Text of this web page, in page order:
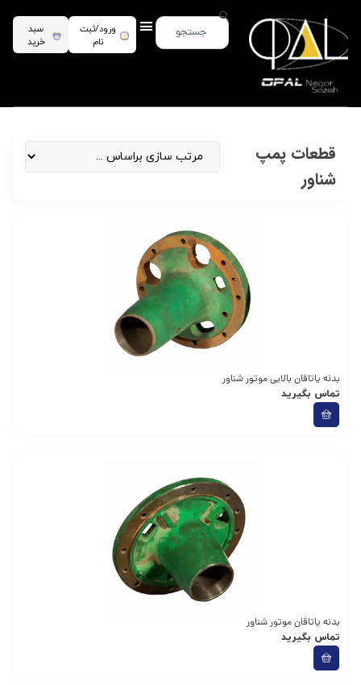
ورود/ثبت
نام
سبد
خرید
قطعات پمپ
شناور
بدنه یاتاقان بالایی موتور شناور
تماس بگیرید
بدنه یاتاقان موتور شناور
تماس بگیرید